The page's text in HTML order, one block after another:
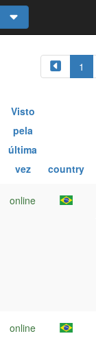
1
Visto
pela
última
vez
country
online
online